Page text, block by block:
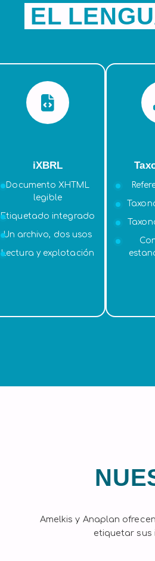
EL
iXBRL
Documento XHTML
legible
Etiquetado integrado
Un archivo, dos usos
Lectura y explotación
Amelkis y Anaplan
etiquetar sus